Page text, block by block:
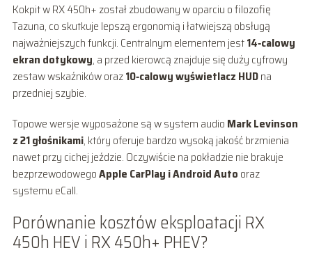
Kokpit w RX 450h+ został zbudowany w oparciu o filozofię
Tazuna, co skutkuje lepszą ergonomią i łatwiejszą obsługą
najważniejszych funkcji. Centralnym elementem jest14‑calowy
ekran dotykowy, a przed kierowcą znajduje się duży cyfrowy
zestaw wskaźników oraz10‑calowy wyświetlacz HUDna
przedniej szybie.
Topowe wersje wyposażone są w system audio Mark Levinson
z 21 głośnikami, który oferuje bardzo wysoką jakość brzmienia
nawet przy cichej jeździe. Oczywiście na pokładzie nie brakuje
bezprzewodowegoApple CarPlay i Android Auto oraz
systemu eCall.
Porównanie kosztów eksploatacji RX
450h HEV i RX 450h+ PHEV?